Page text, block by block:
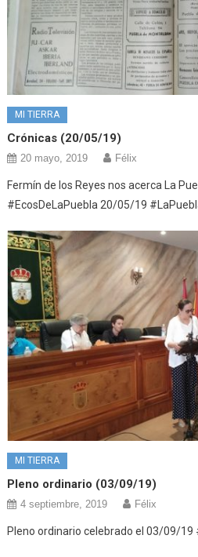
MI TIERRA
Crónicas (20/05/19)
20 mayo, 2019 Félix
Fermín de los Reyes nos acerca La
#EcosDeLaPuebla 20/05/19
MI TIERRA
Pleno ordinario (03/09/19)
4 septiembre, 2019 Félix
Pleno ordinario celebrado el 03/09/19